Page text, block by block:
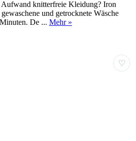
knitterfreie Kleidung? Iron
und getrocknete Wäsche
De ... Mehr »
♡